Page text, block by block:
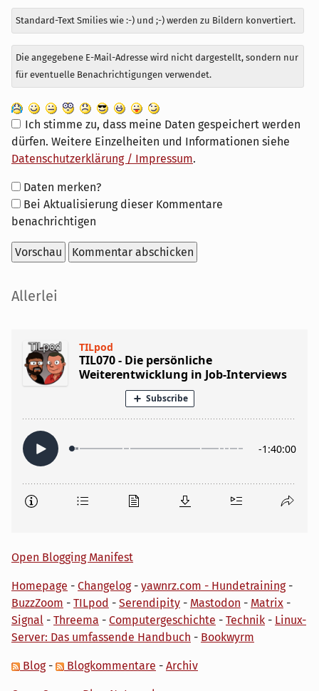
Standard-Text Smilies wie :-) und ;-) werden zu Bildern konvertiert.
Die angegebene E-Mail-Adresse wird nicht dargestellt, sondern nur
für eventuelle Benachrichtigungen verwendet.
Ich stimme zu, dass meine Daten gespeichert werden
dürfen. Weitere Einzelheiten und Informationen siehe
Datenschutzerklärung / Impressum.
Formular-
Optionen
Daten merken?
Bei Aktualisierung dieser Kommentare
benachrichtigen
Seitenleiste
Allerlei
Open Blogging Manifest
Homepage - Changelog- yawnrz.com - Hundetraining-
BuzzZoom - TILpod - Serendipity - Mastodon - Matrix -
Signal - Threema - Computergeschichte - Technik - Linux-
Server: Das umfassende Handbuch - Bookwyrm
Blog- Blogkommentare - Archiv